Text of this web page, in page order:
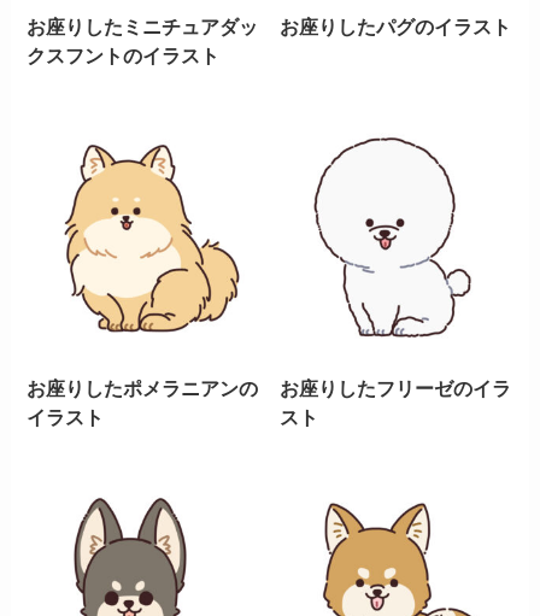
お座りしたミニチュアダッ
クスフントのイラスト
お座りしたパグのイラスト
お座りしたポメラニアンの
イラスト
お座りしたフリーゼのイラ
スト